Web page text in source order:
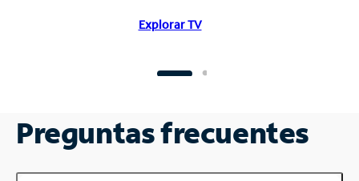
Explorar TV
Preguntas frecuentes